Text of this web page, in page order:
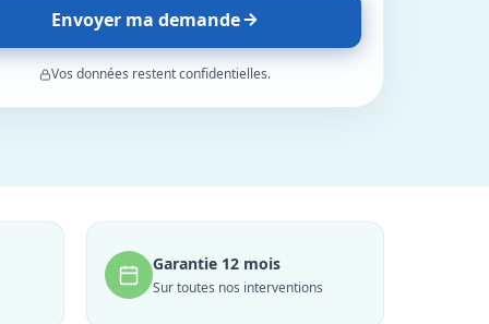
Envoyer ma demande
Vos données restent confidentielles.
Garantie 12 mois
Sur toutes nos interventions